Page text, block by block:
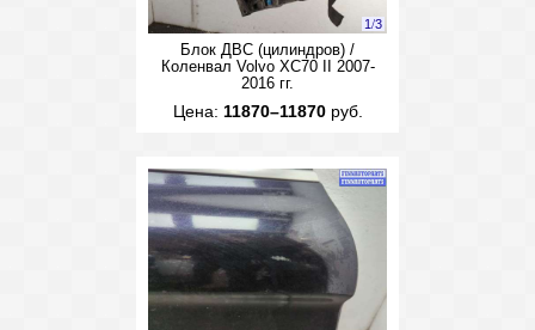
1/3
Блок ДВС (цилиндров) /
Коленвал Volvo XC70 II 2007-
2016 гг.
Цена: 11870–11870руб.